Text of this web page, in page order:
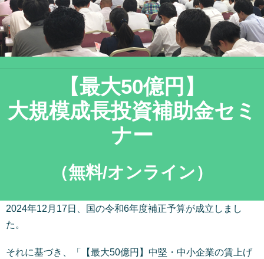
【最大50億円】
大規模成長投資補助金セミ
ナー
（無料/オンライン）
2024年12月17日、国の令和6年度補正予算が成立しまし
た。
それに基づき、「【最大50億円】中堅・中小企業の賃上げ